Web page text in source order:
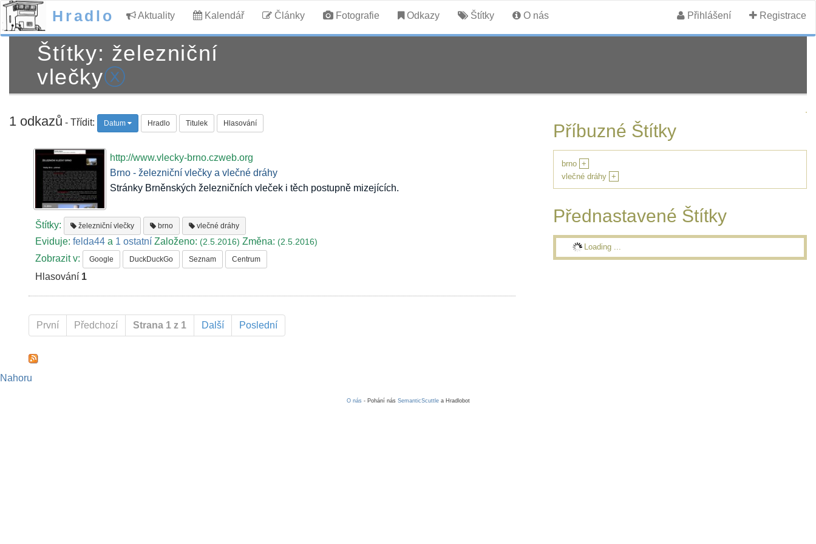
Hradlo Aktuality Kalendář Články Fotografie Odkazy Štítky O nás Přihlášení Registrace
Štítky: železniční
vlečkyⓧ
1 odkazů - Třídit: Datum Hradlo Titulek Hlasování
http://www.vlecky-brno.czweb.org
Brno - železniční vlečky a vlečné dráhy
Stránky Brněnských železničních vleček i těch postupně mizejících.
Štítky: železniční vlečky brno vlečné dráhy
Eviduje:felda44 a 1 ostatní Založeno:(2.5.2016)Změna:(2.5.2016)
Zobrazit v: Google DuckDuckGo Seznam Centrum
Hlasování 1
První Předchozí Strana 1 z 1 Další Poslední
Příbuzné Štítky
brno +
vlečné dráhy +
Přednastavené Štítky
Loading ...
Nahoru
O nás - Pohání nás SemanticScuttlea Hradlobot